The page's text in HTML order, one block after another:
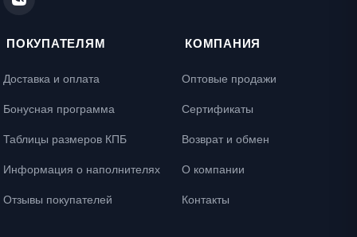
ПОКУПАТЕЛЯМ
Доставка и оплата
Бонусная программа
Таблицы размеров КПБ
Информация о наполнителях
Отзывы покупателей
КОМПАНИЯ
Оптовые продажи
Сертификаты
Возврат и обмен
О компании
Контакты